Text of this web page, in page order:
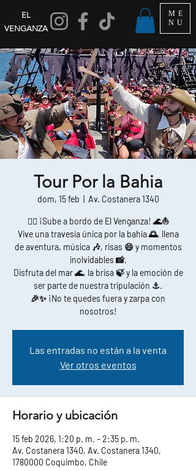
EL
VENGANZA
ME
NU
Tour Por la Bahia
dom, 15 feb Av. Costanera 1340
🏴‍☠️ ¡Sube a bordo de El Venganza! 🌊⛵
Vive una travesía única por la bahía 🌅, llena
de aventura, música 🎶, risas 😄 y momentos
inolvidables 📸.
Disfruta del mar 🌊, la brisa 🍃 y la emoción de
ser parte de nuestra tripulación ⚓.
🎉✨ ¡No te quedes fuera y zarpa con
nosotros!
Las entradas no están a la venta
Ver otros eventos
Horario y ubicación
15 feb 2026, 1:20 p. m. – 2:35 p. m.
Av. Costanera 1340, Av. Costanera 1340,
1780000 Coquimbo, Chile